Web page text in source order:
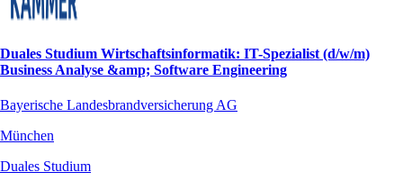
Duales Studium Wirtschaftsinformatik: IT-Spezialist (d/w/m)
Business Analyse &amp; Software Engineering
Bayerische Landesbrandversicherung AG
München
Duales Studium